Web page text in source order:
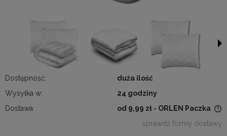
Dostępność:
duża ilość
Wysyłka w:
24 godziny
Dostawa:
od 9,99 zł - ORLEN Paczka
sprawdź formy dostawy